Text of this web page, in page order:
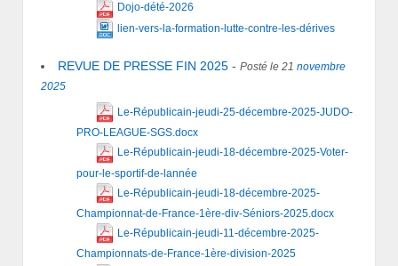
Dojo-dété-2026
lien-vers-la-formation-lutte-contre-les-dérives
REVUE DE PRESSE FIN 2025 - Posté le 21 novembre
2025
Le-Républicain-jeudi-25-décembre-2025-JUDO-
PRO-LEAGUE-SGS.docx
Le-Républicain-jeudi-18-décembre-2025-Voter-
pour-le-sportif-de-lannée
Le-Républicain-jeudi-18-décembre-2025-
Championnat-de-France-1ère-div-Séniors-2025.docx
Le-Républicain-jeudi-11-décembre-2025-
Championnats-de-France-1ère-division-2025